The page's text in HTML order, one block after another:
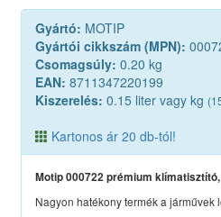
Gyártó: MOTIP
Gyártói cikkszám (MPN):
Csomagsúly: 0.20 kg
EAN: 8711347220199
Kiszerelés: 0.15 liter vagy kg
Kartonos ár 20 db-tól!
Motip 000722 prémium
Nagyon hatékony termék a